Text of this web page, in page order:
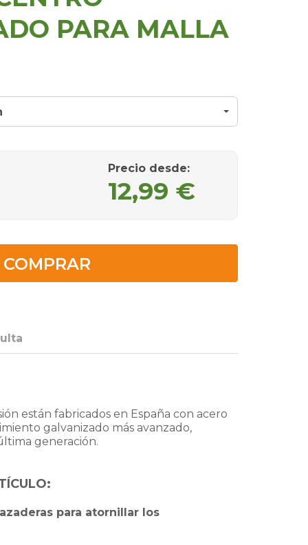
PARA MALLA
Precio desde:
12,99 €
COMPRAR
están fabricados en España con acero
galvanizado más avanzado,
generación.
para atornillar los